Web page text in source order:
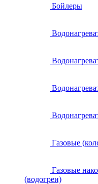
Бойлеры
Газовые
Газовые
(водогреи)